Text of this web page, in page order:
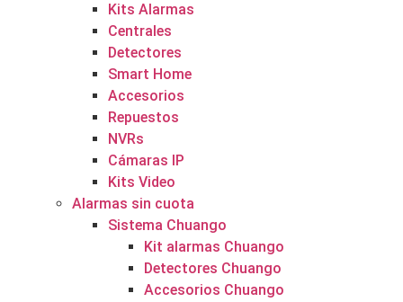
Kits Alarmas
Centrales
Detectores
Smart Home
Accesorios
Repuestos
NVRs
Cámaras IP
Kits Video
Alarmas sin cuota
Sistema Chuango
Kit alarmas Chuango
Detectores Chuango
Accesorios Chuango